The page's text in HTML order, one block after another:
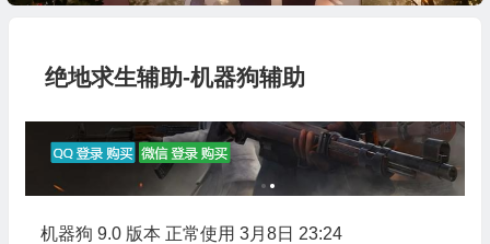
绝地求生辅助-机器狗辅助
机器狗 9.0 版本 正常使用 3月8日 23:24